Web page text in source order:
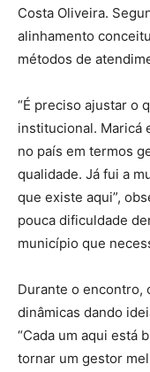
Costa Oliveira.
alinhamento
métodos de
“É preciso ajustar o
institucional. Maricá
no país em termos
qualidade. Já fui a
que existe aqui”,
pouca dificuldade
município que
Durante o encontro,
dinâmicas dando
“Cada um aqui está
tornar um gestor